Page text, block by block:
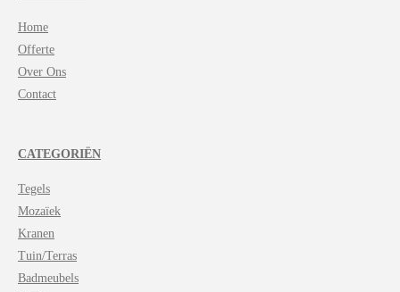
p
p
Home
Offerte
Over Ons
Contact
CATEGORIËN
Tegels
Mozaïek
Kranen
Tuin/Terras
Badmeubels